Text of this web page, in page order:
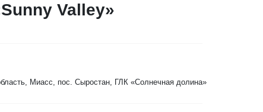
Valley»
Миасс, пос. Сыростан, ГЛК «Солнечная долина»